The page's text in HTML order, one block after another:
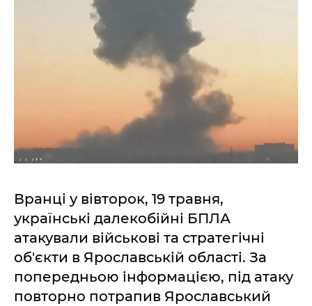
Вранці у вівторок, 19 травня,
українські далекобійні БПЛА
атакували військові та стратегічні
об'єкти в Ярославській області. За
попередньою інформацією, під атаку
повторно потрапив Ярославський